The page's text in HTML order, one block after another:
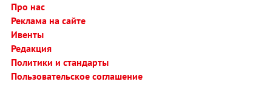
Про нас
Реклама на сайте
Ивенты
Редакция
Политики и стандарты
Пользовательское соглашение